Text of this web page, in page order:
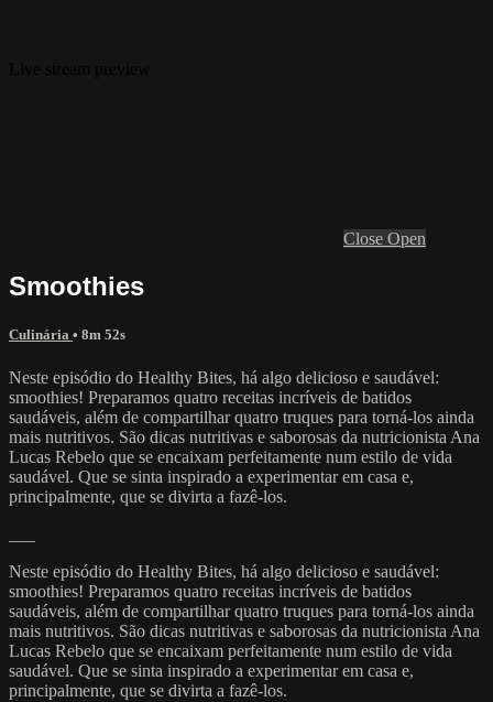
Close Open
Smoothies
Culinária • 8m 52s
Neste episódio do Healthy Bites, há algo delicioso e saudável:
smoothies! Preparamos quatro receitas incríveis de batidos
saudáveis, além de compartilhar quatro truques para torná-los ainda
mais nutritivos. São dicas nutritivas e saborosas da nutricionista Ana
Lucas Rebelo que se encaixam perfeitamente num estilo de vida
saudável. Que se sinta inspirado a experimentar em casa e,
principalmente, que se divirta a fazê-los.
Neste episódio do Healthy Bites, há algo delicioso e saudável:
smoothies! Preparamos quatro receitas incríveis de batidos
saudáveis, além de compartilhar quatro truques para torná-los ainda
mais nutritivos. São dicas nutritivas e saborosas da nutricionista Ana
Lucas Rebelo que se encaixam perfeitamente num estilo de vida
saudável. Que se sinta inspirado a experimentar em casa e,
principalmente, que se divirta a fazê-los.